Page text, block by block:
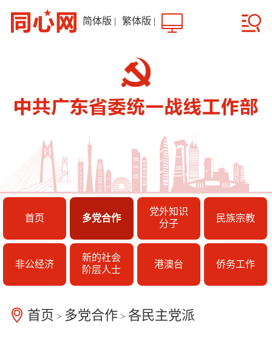
简体版 | 繁体版 |
首页 多党合作
党外知识
分子
民族宗教
非公经济
新的社会
阶层人士
港澳台 侨务工作
首页 > 多党合作 >各民主党派